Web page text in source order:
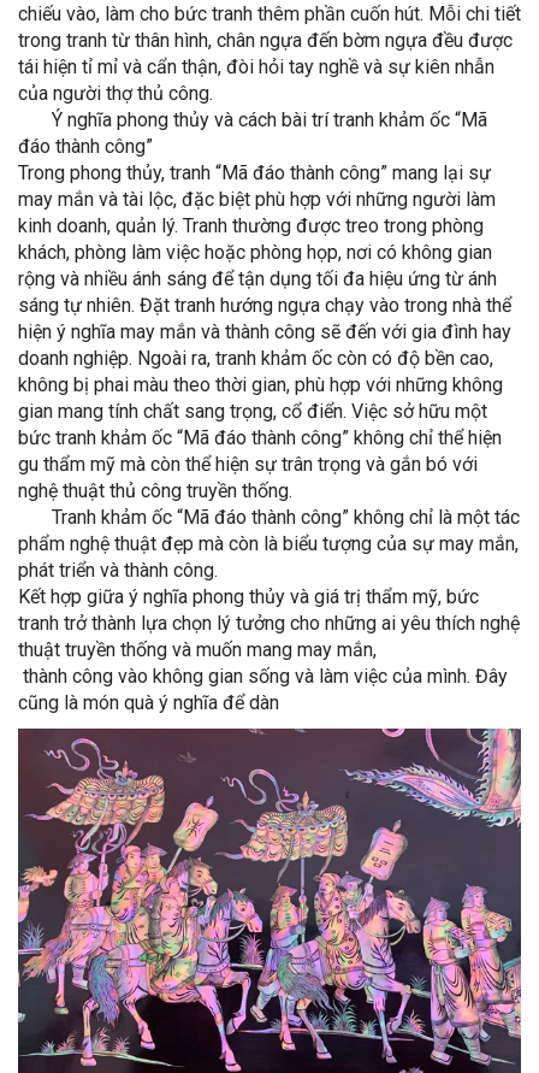
chiếu vào, làm cho bức tranh thêm phần cuốn hút. Mỗi chi tiết
trong tranh từ thân hình, chân ngựa đến bờm ngựa đều được
tái hiện tỉ mỉ và cẩn thận, đòi hỏi tay nghề và sự kiên nhẫn
của người thợ thủ công.
Ý nghĩa phong thủy và cách bài trí tranh khảm ốc “Mã
đáo thành công”
Trong phong thủy, tranh “Mã đáo thành công” mang lại sự
may mắn và tài lộc, đặc biệt phù hợp với những người làm
kinh doanh, quản lý. Tranh thường được treo trong phòng
khách, phòng làm việc hoặc phòng họp, nơi có không gian
rộng và nhiều ánh sáng để tận dụng tối đa hiệu ứng từ ánh
sáng tự nhiên. Đặt tranh hướng ngựa chạy vào trong nhà thể
hiện ý nghĩa may mắn và thành công sẽ đến với gia đình hay
doanh nghiệp. Ngoài ra, tranh khảm ốc còn có độ bền cao,
không bị phai màu theo thời gian, phù hợp với những không
gian mang tính chất sang trọng, cổ điển. Việc sở hữu một
bức tranh khảm ốc “Mã đáo thành công” không chỉ thể hiện
gu thẩm mỹ mà còn thể hiện sự trân trọng và gắn bó với
nghệ thuật thủ công truyền thống.
Tranh khảm ốc “Mã đáo thành công” không chỉ là một tác
phẩm nghệ thuật đẹp mà còn là biểu tượng của sự may mắn,
phát triển và thành công.
Kết hợp giữa ý nghĩa phong thủy và giá trị thẩm mỹ, bức
tranh trở thành lựa chọn lý tưởng cho những ai yêu thích nghệ
thuật truyền thống và muốn mang may mắn,
thành công vào không gian sống và làm việc của mình. Đây
cũng là món quà ý nghĩa để dàn